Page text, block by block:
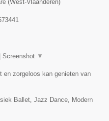
(West-Vlaanderen)
Screenshot ▼
en zorgeloos kan genieten van
Ballet, Jazz Dance, Modern